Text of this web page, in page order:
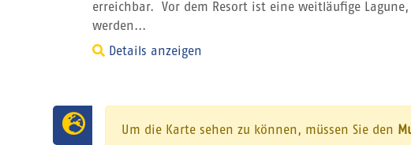
erreichbar. Vor dem Resort ist eine weitläufige Lagune,
werden...
Details anzeigen
Um die Karte sehen zu können, müssen Sie den